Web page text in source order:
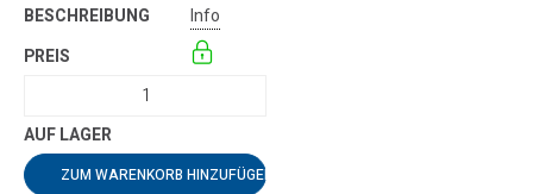
Info
ZUM WARENKORB HINZUFÜGEN